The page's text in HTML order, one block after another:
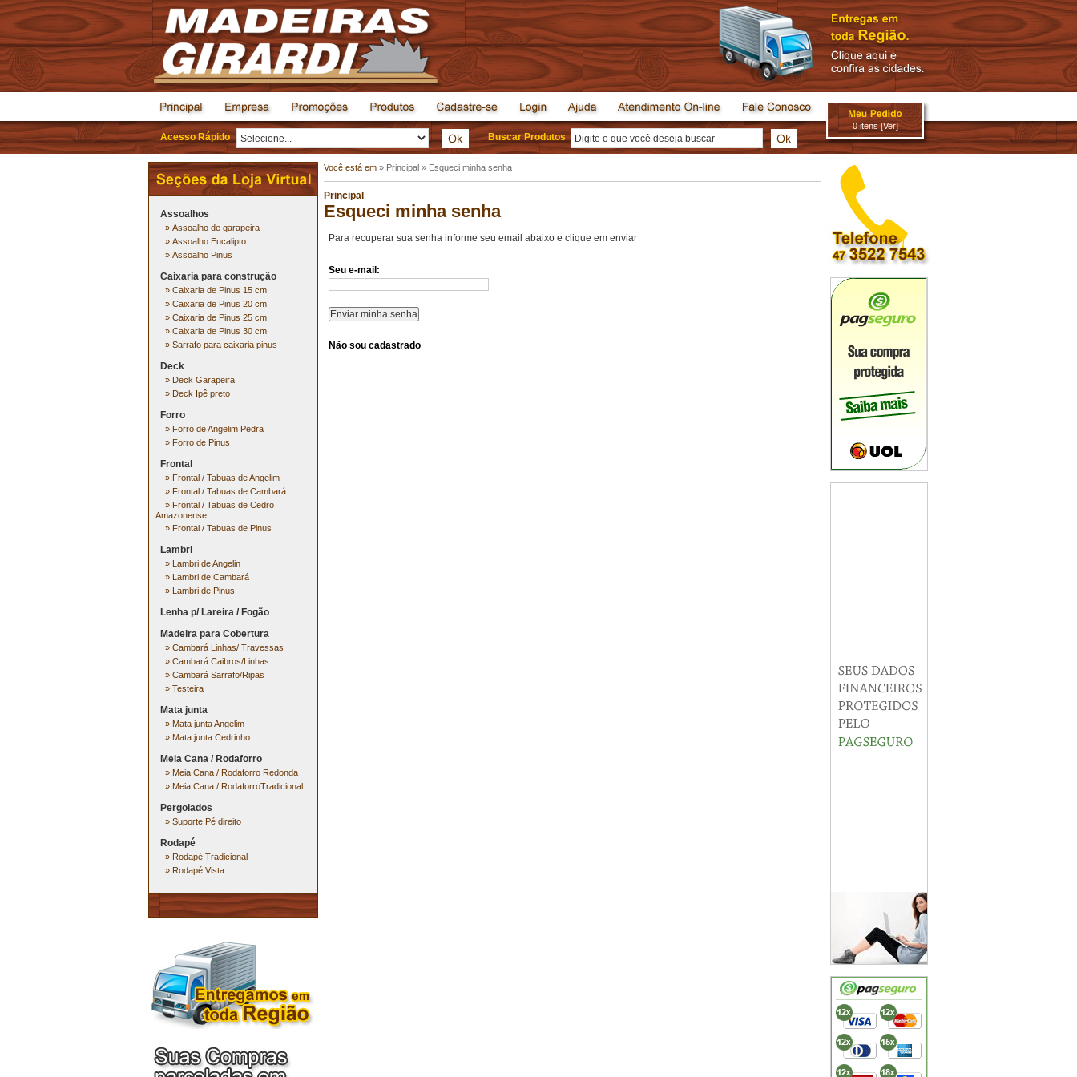
0 itens [Ver]
Acesso Rápido Buscar Produtos
Assoalhos
» Assoalho de garapeira
» Assoalho Eucalipto
» Assoalho Pinus
Caixaria para construção
» Caixaria de Pinus 15 cm
» Caixaria de Pinus 20 cm
» Caixaria de Pinus 25 cm
» Caixaria de Pinus 30 cm
» Sarrafo para caixaria pinus
Deck
» Deck Garapeira
» Deck Ipê preto
Forro
» Forro de Angelim Pedra
» Forro de Pinus
Frontal
» Frontal / Tabuas de Angelim
» Frontal / Tabuas de Cambará
» Frontal / Tabuas de Cedro
Amazonense
» Frontal / Tabuas de Pinus
Lambri
» Lambri de Angelin
» Lambri de Cambará
» Lambri de Pinus
Lenha p/ Lareira / Fogão
Madeira para Cobertura
» Cambará Linhas/ Travessas
» Cambará Caibros/Linhas
» Cambará Sarrafo/Ripas
» Testeira
Mata junta
» Mata junta Angelim
» Mata junta Cedrinho
Meia Cana / Rodaforro
» Meia Cana / Rodaforro Redonda
» Meia Cana / RodaforroTradicional
Pergolados
» Suporte Pé direito
Rodapé
» Rodapé Tradicional
» Rodapé Vista
Você está em » Principal » Esqueci minha senha
Principal
Esqueci minha senha
Para recuperar sua senha informe seu email abaixo e clique em enviar
Seu e-mail:
Não sou cadastrado